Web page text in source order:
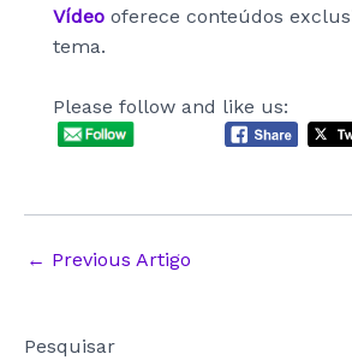
Vídeo oferece conteúdos
tema.
Please follow and like us:
Post
← Previous Artigo
Pesquisar